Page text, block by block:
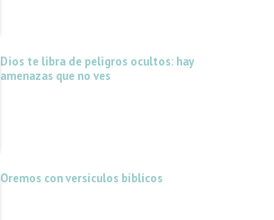
Dios te libra de peligros ocultos: hay
amenazas que no ves
Oremos con versículos bíblicos